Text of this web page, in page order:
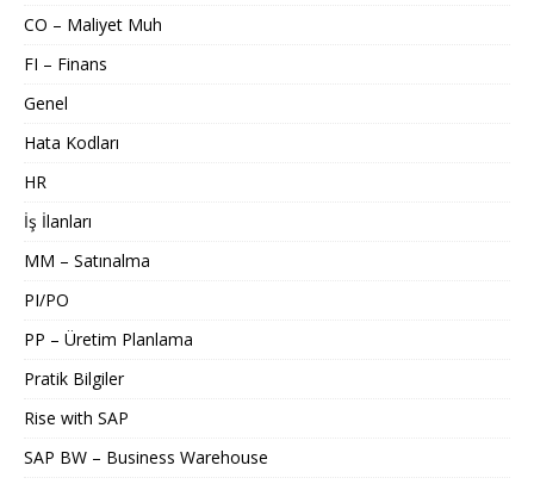
CO – Maliyet Muh
FI – Finans
Genel
Hata Kodları
HR
İş İlanları
MM – Satınalma
PI/PO
PP – Üretim Planlama
Pratik Bilgiler
Rise with SAP
SAP BW – Business Warehouse